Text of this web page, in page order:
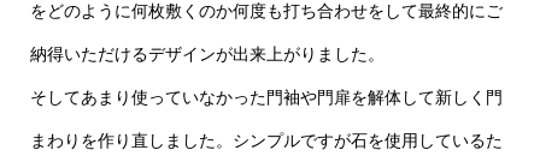
をどのように何枚敷くのか何度も打ち合わせをして最終的にご
納得いただけるデザインが出来上がりました。
そしてあまり使っていなかった門袖や門扉を解体して新しく門
まわりを作り直しました。シンプルですが石を使用しているた